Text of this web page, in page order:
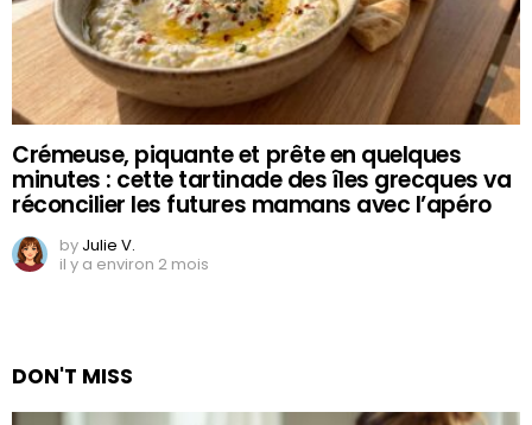
Crémeuse, piquante et prête en quelques
minutes : cette tartinade des îles grecques va
réconcilier les futures mamans avec l’apéro
by Julie V.
il y a environ 2 mois
DON'T MISS